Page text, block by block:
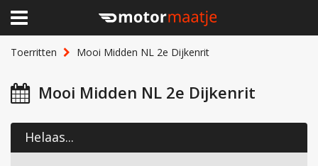
Toerritten Mooi Midden NL 2e Dijkenrit
Mooi Midden NL 2e Dijkenrit
Helaas...
×
Home
Clubhuis
Lid worden